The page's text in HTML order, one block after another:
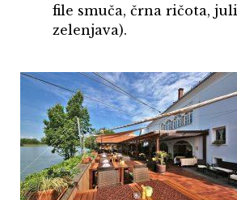
file smuča, črna ričota,
zelenjava).